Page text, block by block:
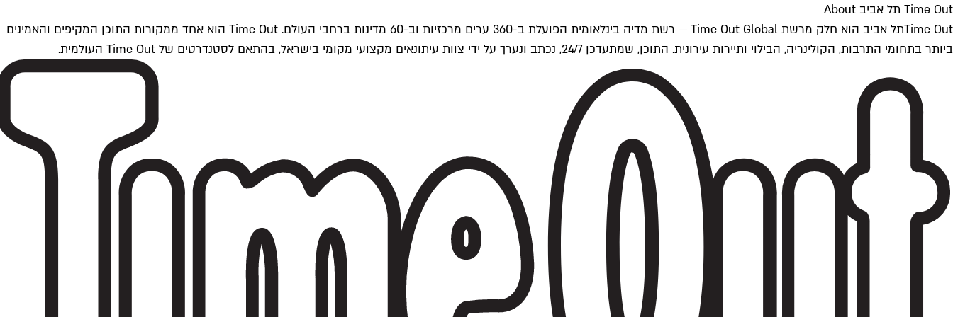
Time Out תל אביב About
Time Outתל אביב הוא חלק מרשת Time Out Global — רשת מדיה בינלאומית הפועלת ב-360 ערים מרכזיות וב-60 מדינות ברחבי העולם. Time Out הוא אחד ממקורות התוכן המקיפים והאמינים
ביותר בתחומי התרבות, הקולינריה, הבילוי ותיירות עירונית. התוכן, שמתעדכן 24/7, נכתב ונערך על ידי צוות עיתונאים מקצועי מקומי בישראל, בהתאם לסטנדרטים של Time Out העולמית.